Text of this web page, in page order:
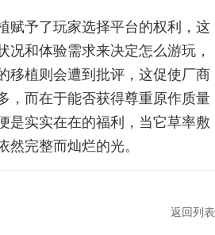
赋予了玩家选择平台的权利，这
和体验需求来决定怎么游玩，
移植则会遭到批评，这促使厂商
，而在于能否获得尊重原作质量
是实实在在的福利，当它草率敷
完整而灿烂的光。
返回列表